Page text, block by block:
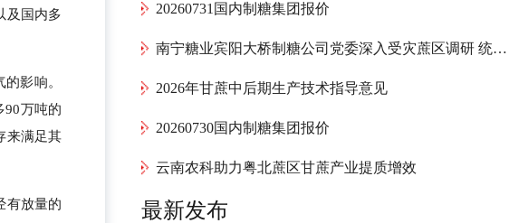
及国内多
影响。
90万吨的
来满足其
有放量的
20260731国内制糖集团报价
南宁糖业宾阳大桥制糖公司党委深入受灾蔗区调研 统筹推进甘蔗灾后复产工作
2026年甘蔗中后期生产技术指导意见
20260730国内制糖集团报价
云南农科助力粤北蔗区甘蔗产业提质增效
最新发布